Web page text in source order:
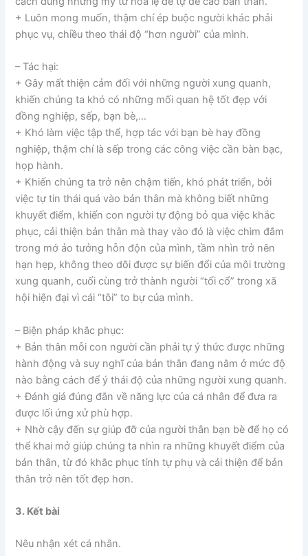
+ Luôn mong muốn, thậm chí ép buộc người khác phải
phục vụ, chiều theo thái độ “hơn người” của mình.
– Tác hại:
+ Gây mất thiện cảm đối với những người xung quanh,
khiến chúng ta khó có những mối quan hệ tốt đẹp với
đồng nghiệp, sếp, bạn bè,…
+ Khó làm việc tập thể, hợp tác với bạn bè hay đồng
nghiệp, thậm chí là sếp trong các công việc cần bàn bạc,
họp hành.
+ Khiến chúng ta trở nên chậm tiến, khó phát triển, bởi
việc tự tin thái quá vào bản thân mà không biết những
khuyết điểm, khiến con người tự động bỏ qua việc khắc
phục, cải thiện bản thân mà thay vào đó là việc chìm đắm
trong mớ ảo tưởng hỗn độn của mình, tầm nhìn trở nên
hạn hẹp, không theo dõi được sự biến đổi của môi trường
xung quanh, cuối cùng trở thành người “tối cổ” trong xã
hội hiện đại vì cái “tôi” to bự của mình.
– Biện pháp khắc phục:
+ Bản thân mỗi con người cần phải tự ý thức được những
hành động và suy nghĩ của bản thân đang nằm ở mức độ
nào bằng cách để ý thái độ của những người xung quanh.
+ Đánh giá đúng đắn về năng lực của cá nhân để đưa ra
được lối ứng xử phù hợp.
+ Nhờ cậy đến sự giúp đỡ của người thân bạn bè để họ có
thể khai mở giúp chúng ta nhìn ra những khuyết điểm của
bản thân, từ đó khắc phục tính tự phụ và cải thiện để bản
thân trở nên tốt đẹp hơn.
3. Kết bài
Nêu nhận xét cá nhân.